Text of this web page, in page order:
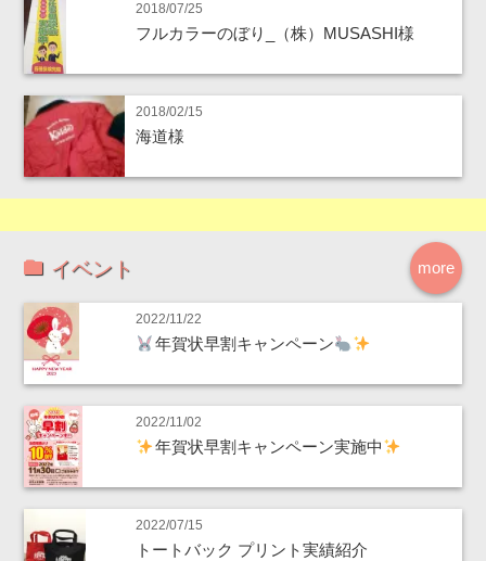
2018/07/25
フルカラーのぼり_（株）MUSASHI様
2018/02/15
海道様
more
イベント
2022/11/22
年賀状早割キャンペーン
2022/11/02
年賀状早割キャンペーン実施中
2022/07/15
トートバック プリント実績紹介